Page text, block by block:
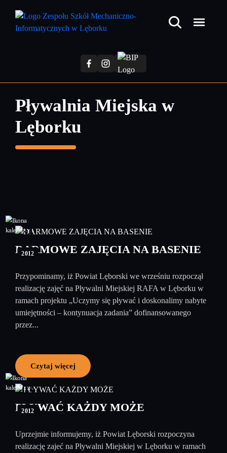
treści
Pływalnia Miejska w
Lęborku
31
2012
DARMOWE ZAJĘCIA NA BASENIE
Przypominamy, iż Powiat Lęborski we wrześniu rozpoczął
realizację zajęć na Pływalni Miejskiej RAFA w Lęborku w
ramach projektu „Uczymy się pływać i doskonalimy nabyte
umiejętności – kontynuacja zadania” dofinansowanego
przez...
Czytaj więcej
03
2012
PŁYWAĆ KAŻDY MOŻE
Uprzejmie informujemy, iż Powiat Lęborski rozpoczyna
realizację zajeć na Pływalni Miejskiej w Lęborku w ramach